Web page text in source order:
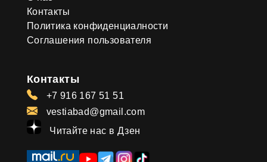
Контакты
Политика конфиденциалности
Соглашения пользователя
Контакты
+7 916 167 51 51
vestiabad@gmail.com
Читайте нас в Дзен